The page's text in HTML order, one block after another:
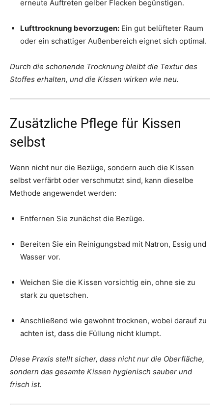
erneute Auftreten gelber Flecken begünstigen.
Lufttrocknung bevorzugen: Ein gut belüfteter Raum
oder ein schattiger Außenbereich eignet sich optimal.
Durch die schonende Trocknung bleibt die Textur des
Stoffes erhalten, und die Kissen wirken wie neu.
Zusätzliche Pflege für Kissen
selbst
Wenn nicht nur die Bezüge, sondern auch die Kissen
selbst verfärbt oder verschmutzt sind, kann dieselbe
Methode angewendet werden:
Entfernen Sie zunächst die Bezüge.
Bereiten Sie ein Reinigungsbad mit Natron, Essig und
Wasser vor.
Weichen Sie die Kissen vorsichtig ein, ohne sie zu
stark zu quetschen.
Anschließend wie gewohnt trocknen, wobei darauf zu
achten ist, dass die Füllung nicht klumpt.
Diese Praxis stellt sicher, dass nicht nur die Oberfläche,
sondern das gesamte Kissen hygienisch sauber und
frisch ist.